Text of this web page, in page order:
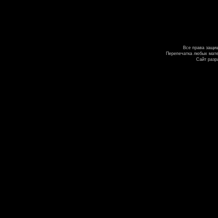
Все права
Перепечатка любых
Сайт